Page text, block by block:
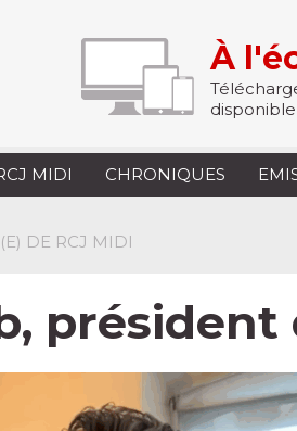
À
MIDI CHRONIQUES
DE RCJ MIDI